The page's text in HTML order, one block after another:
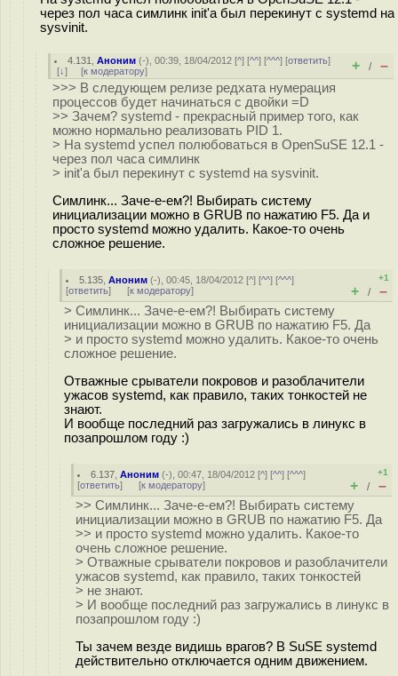
через пол часа симлинк init'а был перекинут с systemd на
sysvinit.
4.131 ,Аноним (-), 00:39, 18/04/2012 [^] [^^] [^^^] [ответить]
[↓] [к модератору] + / –
>>> В следующем релизе редхата нумерация
процессов будет начинаться с двойки =D
>> Зачем? systemd - прекрасный пример того, как
можно нормально реализовать PID 1.
> На systemd успел полюбоваться в OpenSuSE 12.1 -
через пол часа симлинк
> init'а был перекинут с systemd на sysvinit.
Симлинк... Заче-е-ем?! Выбирать систему
инициализации можно в GRUB по нажатию F5. Да и
просто systemd можно удалить. Какое-то очень
сложное решение.
5.135 ,Аноним (-), 00:45, 18/04/2012 [^] [^^] [^^^]
[ответить] [к модератору]
+1
+ / –
> Симлинк... Заче-е-ем?! Выбирать систему
инициализации можно в GRUB по нажатию F5. Да
> и просто systemd можно удалить. Какое-то очень
сложное решение.
Отважные срыватели покровов и разоблачители
ужасов systemd, как правило, таких тонкостей не
знают.
И вообще последний раз загружались в линукс в
позапрошлом году :)
6.137 ,Аноним (-), 00:47, 18/04/2012 [^] [^^] [^^^]
[ответить] [к модератору]
+1
+ / –
>> Симлинк... Заче-е-ем?! Выбирать систему
инициализации можно в GRUB по нажатию F5. Да
>> и просто systemd можно удалить. Какое-то
очень сложное решение.
> Отважные срыватели покровов и разоблачители
ужасов systemd, как правило, таких тонкостей
> не знают.
> И вообще последний раз загружались в линукс в
позапрошлом году :)
Ты зачем везде видишь врагов? В SuSE systemd
действительно отключается одним движением.